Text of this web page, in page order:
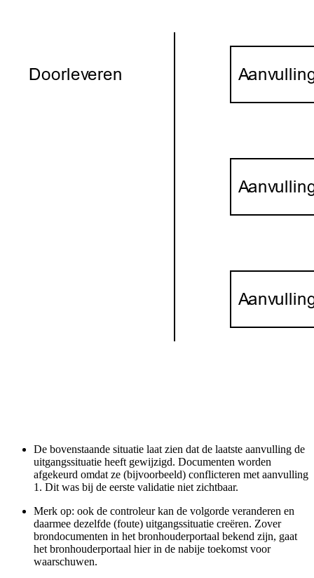
De bovenstaande situatie laat zien dat de laatste aanvulling de
uitgangssituatie heeft gewijzigd. Documenten worden
afgekeurd omdat ze (bijvoorbeeld) conflicteren met aanvulling
1. Dit was bij de eerste validatie niet zichtbaar.
Merk op: ook de controleur kan de volgorde veranderen en
daarmee dezelfde (foute) uitgangssituatie creëren. Zover
brondocumenten in het bronhouderportaal bekend zijn, gaat
het bronhouderportaal hier in de nabije toekomst voor
waarschuwen.